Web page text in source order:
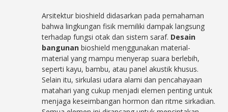
Arsitektur bioshield didasarkan pada pemahaman
bahwa lingkungan fisik memiliki dampak langsung
terhadap fungsi otak dan sistem saraf. Desain
bangunan bioshield menggunakan material-
material yang mampu menyerap suara berlebih,
seperti kayu, bambu, atau panel akustik khusus.
Selain itu, sirkulasi udara alami dan pencahayaan
matahari yang cukup menjadi elemen penting untuk
menjaga keseimbangan hormon dan ritme sirkadian.